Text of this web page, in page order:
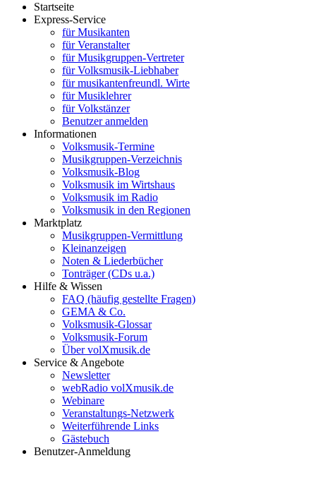
Startseite
Express-Service
für Musikanten
für Veranstalter
für Musikgruppen-Vertreter
für Volksmusik-Liebhaber
für musikantenfreundl. Wirte
für Musiklehrer
für Volkstänzer
Benutzer anmelden
Informationen
Volksmusik-Termine
Musikgruppen-Verzeichnis
Volksmusik-Blog
Volksmusik im Wirtshaus
Volksmusik im Radio
Volksmusik in den Regionen
Marktplatz
Musikgruppen-Vermittlung
Kleinanzeigen
Noten & Liederbücher
Tonträger (CDs u.a.)
Hilfe & Wissen
FAQ (häufig gestellte Fragen)
GEMA & Co.
Volksmusik-Glossar
Volksmusik-Forum
Über volXmusik.de
Service & Angebote
Newsletter
webRadio volXmusik.de
Webinare
Veranstaltungs-Netzwerk
Weiterführende Links
Gästebuch
Benutzer-Anmeldung